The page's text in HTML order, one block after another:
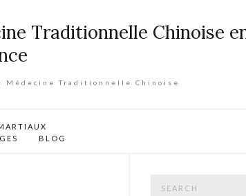
Traditionnelle Chinoise
BLOG